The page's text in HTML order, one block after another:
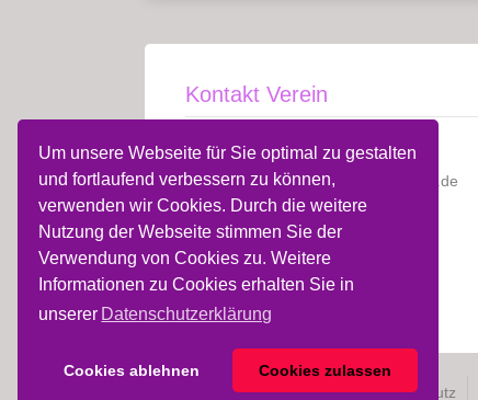
Um unsere Webseite für Sie optimal zu gestalten
und fortlaufend verbessern zu können,
verwenden wir Cookies. Durch die weitere
Nutzung der Webseite stimmen Sie der
Verwendung von Cookies zu. Weitere
Informationen zu Cookies erhalten Sie in
unserer Datenschutzerklärung
Cookies ablehnen Cookies zulassen
Kontakt Verein
e-mailsv.holdenstedt [at] t-online.de
Kontaktformular
29525 Uelzen
Allg. Nutzungsbedingungen Datenschutz